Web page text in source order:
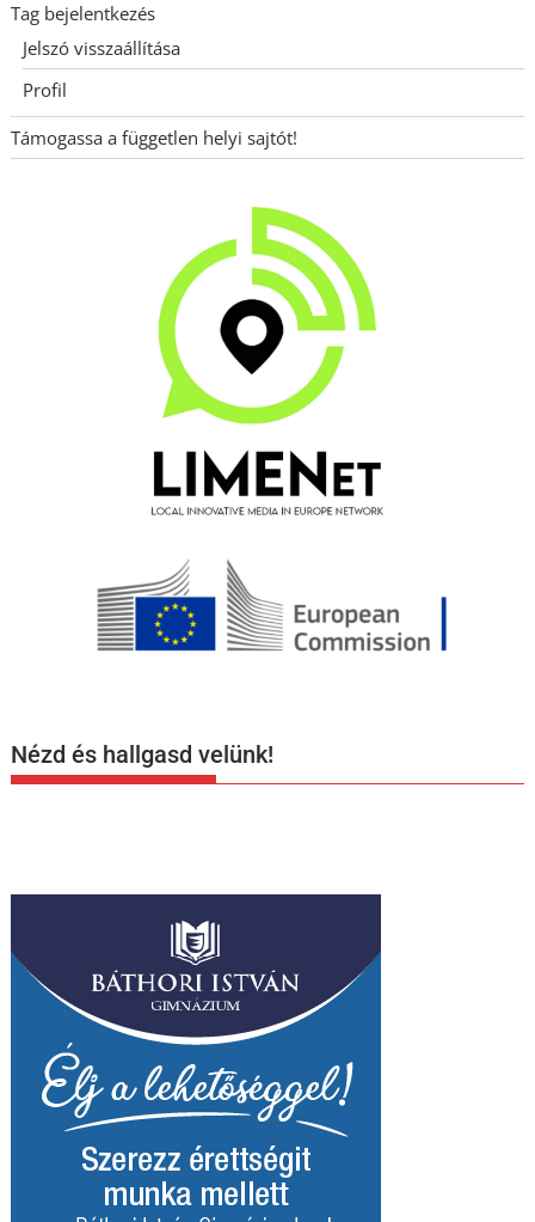
Tag bejelentkezés
Jelszó visszaállítása
Profil
Támogassa a független helyi sajtót!
Nézd és hallgasd velünk!